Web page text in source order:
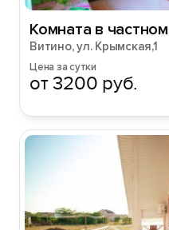
Комната в
Витино, ул. Крымская,1
Цена за сутки
от 3200 руб.